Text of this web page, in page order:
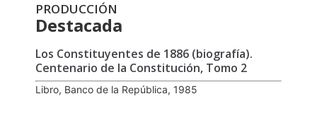
PRODUCCIÓN
Destacada
Los Constituyentes de 1886 (biografía).
Centenario de la Constitución, Tomo 2
Libro, Banco de la República, 1985